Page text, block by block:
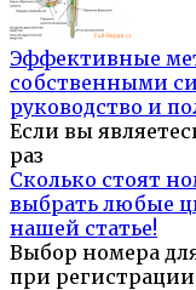
Эффективные
собственными
руководство и
Если вы
раз
Сколько стоят
выбрать любые
нашей статье!
Выбор номера
при